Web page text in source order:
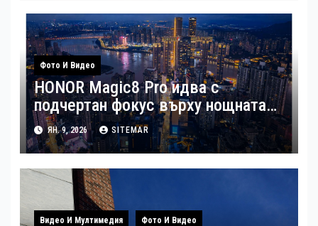
Фото И Видео
HONOR Magic8 Pro идва с
подчертан фокус върху нощната
фотография
ЯН. 9, 2026 SITEMAR
Видео И Мултимедия Фото И Видео